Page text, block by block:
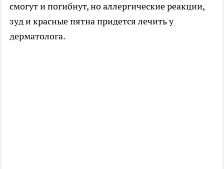
смогут и погибнут, но аллергические реакции,
зуд и красные пятна придется лечить у
дерматолога.